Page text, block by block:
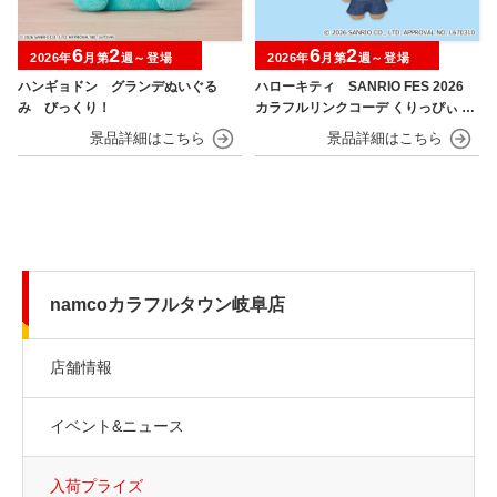
ハンギョドン グランデぬいぐる
み びっくり！
2026年6月第2週～登場
ハローキティ SANRIO FES 2026
カラフルリンクコーデ くりっぴぃ ぬ
2026年6月第2週～登場
namcoカラフルタウン岐阜店
店舗情報
イベント&ニュース
入荷プライズ